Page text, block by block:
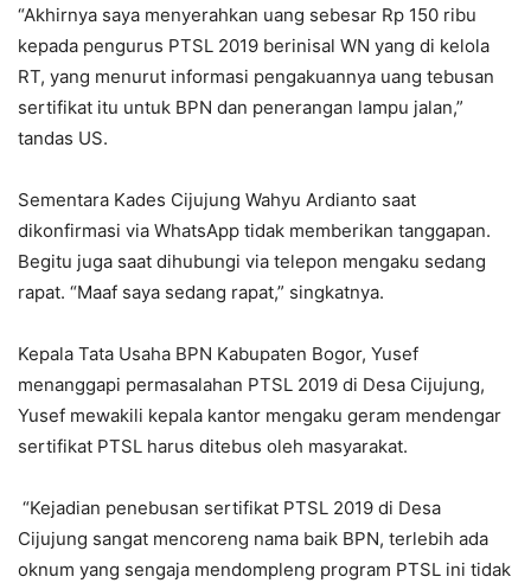
“Akhirnya saya menyerahkan uang sebesar Rp 150 ribu
kepada pengurus PTSL 2019 berinisal WN yang di kelola
RT, yang menurut informasi pengakuannya uang tebusan
sertifikat itu untuk BPN dan penerangan lampu jalan,”
tandas US.
Sementara Kades Cijujung Wahyu Ardianto saat
dikonfirmasi via WhatsApp tidak memberikan tanggapan.
Begitu juga saat dihubungi via telepon mengaku sedang
rapat. “Maaf saya sedang rapat,” singkatnya.
Kepala Tata Usaha BPN Kabupaten Bogor, Yusef
menanggapi permasalahan PTSL 2019 di Desa Cijujung,
Yusef mewakili kepala kantor mengaku geram mendengar
sertifikat PTSL harus ditebus oleh masyarakat.
“Kejadian penebusan sertifikat PTSL 2019 di Desa
Cijujung sangat mencoreng nama baik BPN, terlebih ada
oknum yang sengaja mendompleng program PTSL ini tidak